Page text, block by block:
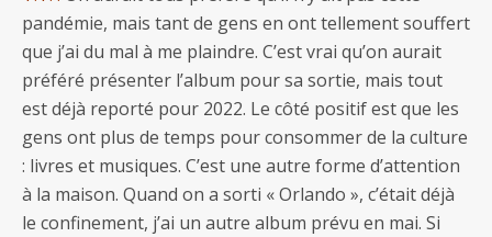
pandémie, mais tant de gens en ont tellement souffert
que j’ai du mal à me plaindre. C’est vrai qu’on aurait
préféré présenter l’album pour sa sortie, mais tout
est déjà reporté pour 2022. Le côté positif est que les
gens ont plus de temps pour consommer de la culture
: livres et musiques. C’est une autre forme d’attention
à la maison. Quand on a sorti « Orlando », c’était déjà
le confinement, j’ai un autre album prévu en mai. Si